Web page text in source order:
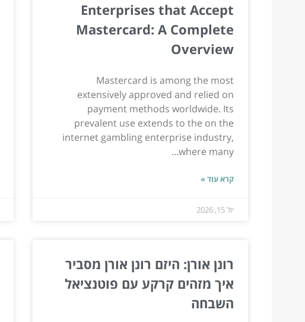
Enterprises that Accept
Mastercard: A Complete
Overview
Mastercard is among the most
extensively approved and relied on
payment methods worldwide. Its
prevalent use extends to the on the
internet gambling enterprise industry,
where many...
קרא עוד »
יול 15, 2026
רונן אורן: היזם רונן אורן מסביר
איך מזהים קרקע עם פוטנציאל
השבחה